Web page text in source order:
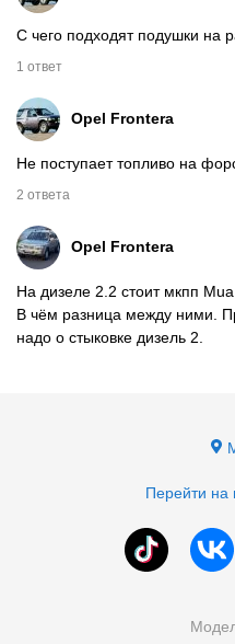
С чего подходят подушки на
1 ответ
Opel Frontera
Не поступает топливо на
2 ответа
Opel Frontera
На дизеле 2.2 стоит мкпп
В чём разница между ними.
надо о стыковке дизель 2.
Перейти на